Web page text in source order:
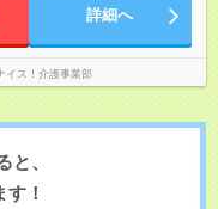
詳細へ
イス！介護事業部
と、
！